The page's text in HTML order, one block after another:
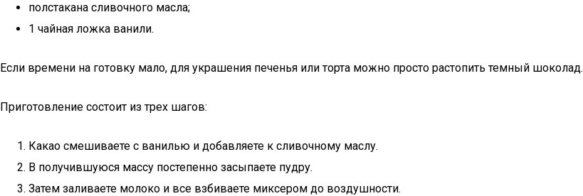
полстакана сливочного масла;
1 чайная ложка ванили.
Если времени на готовку мало, для украшения печенья или торта можно просто растопить темный шоколад.
Приготовление состоит из трех шагов:
Какао смешиваете с ванилью и добавляете к сливочному маслу.
В получившуюся массу постепенно засыпаете пудру.
Затем заливаете молоко и все взбиваете миксером до воздушности.